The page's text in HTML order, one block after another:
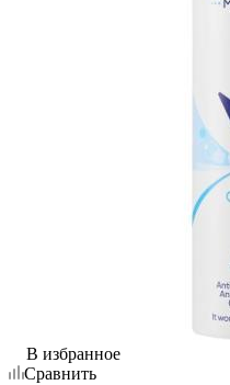
В избранное
Сравнить